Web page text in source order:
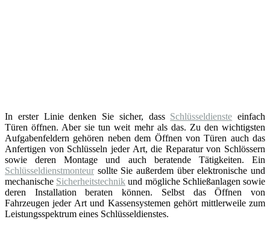
In erster Linie denken Sie sicher, dass Schlüsseldienste einfach
Türen öffnen. Aber sie tun weit mehr als das. Zu den wichtigsten
Aufgabenfeldern gehören neben dem Öffnen von Türen auch das
Anfertigen von Schlüsseln jeder Art, die Reparatur von Schlössern
sowie deren Montage und auch beratende Tätigkeiten. Ein
Schlüsseldienstmonteur sollte Sie außerdem über elektronische und
mechanische Sicherheitstechnik und mögliche Schließanlagen sowie
deren Installation beraten können. Selbst das Öffnen von
Fahrzeugen jeder Art und Kassensystemen gehört mittlerweile zum
Leistungsspektrum eines Schlüsseldienstes.